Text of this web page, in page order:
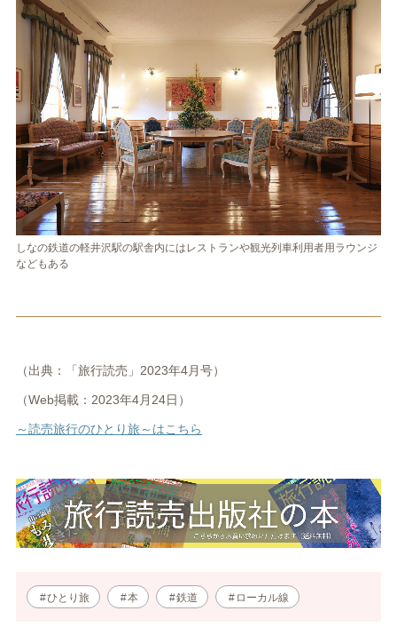
しなの鉄道の軽井沢駅の駅舎内にはレストランや観光列車利用者用ラウンジ
などもある
（出典：「旅行読売」2023年4月号）
（Web掲載：2023年4月24日）
～読売旅行のひとり旅～はこちら
ひとり旅 本 鉄道 ローカル線